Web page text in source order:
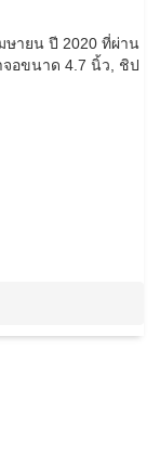
ษายน ปี 2020 ที่ผ่าน
จอขนาด 4.7 นิ้ว, ชิป